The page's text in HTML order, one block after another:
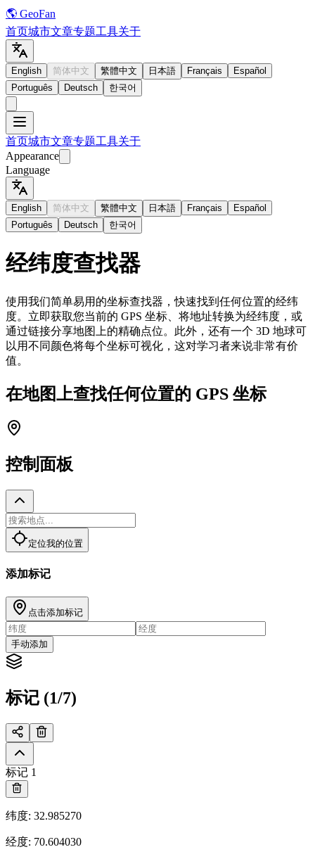
🌎 GeoFan
首页城市文章专题工具关于
English 简体中文 繁體中文 日本語 Français
Español
Português
Deutsch 한국어
首页城市文章专题工具关于
Appearance
Language
English 简体中文 繁體中文 日本語 Français
Español
Português
Deutsch 한국어
经纬度查找器
使用我们简单易用的坐标查找器，快速找到任何位置的经纬
度。立即获取您当前的 GPS 坐标、将地址转换为经纬度，或
通过链接分享地图上的精确点位。此外，还有一个 3D 地球可
以用不同颜色将每个坐标可视化，这对学习者来说非常有价
值。
在地图上查找任何位置的 GPS 坐标
控制面板
定位我的位置
添加标记
点击添加标记
手动添加
标记 (1/7)
标记 1
纬度: 32.985270
经度: 70.604030